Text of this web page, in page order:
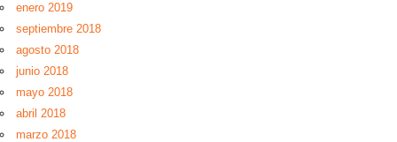
enero 2019
septiembre 2018
agosto 2018
junio 2018
mayo 2018
abril 2018
marzo 2018